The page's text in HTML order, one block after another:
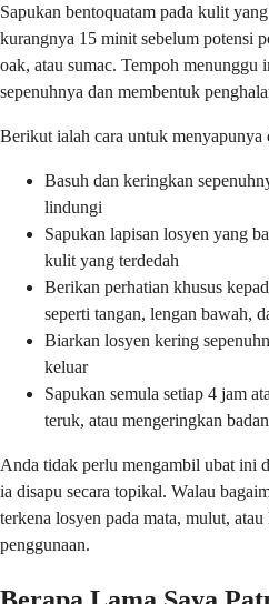
Sapukan bentoquatam pada kulit
kurangnya 15 minit sebelum potensi
oak, atau sumac. Tempoh
sepenuhnya dan membentuk
Berikut ialah cara untuk
Basuh dan keringkan
lindungi
Sapukan lapisan losyen yang
kulit yang terdedah
Berikan perhatian khusus
seperti tangan, lengan bawah,
Biarkan losyen kering
keluar
Sapukan semula setiap 4 jam
teruk, atau mengeringkan badan
Anda tidak perlu mengambil ubat ini
ia disapu secara topikal. Walau
terkena losyen pada mata, mulut, atau
penggunaan.